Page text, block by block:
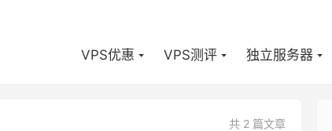
VPS优惠 VPS测评 独立服务器
共 2 篇文章